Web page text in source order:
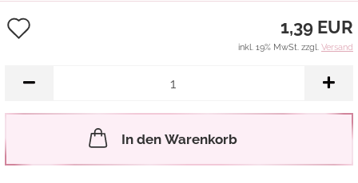
Merkzettel
1,39 EUR
inkl. 19% MwSt. zzgl. Versand
In den Warenkorb